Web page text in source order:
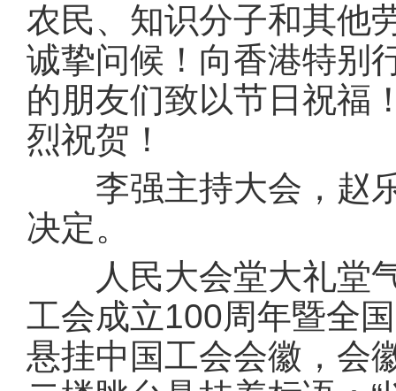
农民、知识分子和其他
诚挚问候！向香港特别
的朋友们致以节日祝福
烈祝贺！
李强主持大会，赵乐
决定。
人民大会堂大礼堂气
工会成立100周年暨全
悬挂中国工会会徽，会